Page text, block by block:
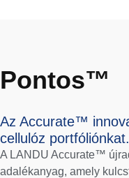
Pontos™
Az Accurate™
cellulóz portfóliónkat.
A LANDU Accurate™
adalékanyag, amely